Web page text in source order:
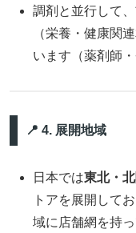
調剤と並行して
（栄養・健康関
います（薬剤師
📍 4. 展開地域
日本では東北・
トアを展開して
域に店舗網を持っ